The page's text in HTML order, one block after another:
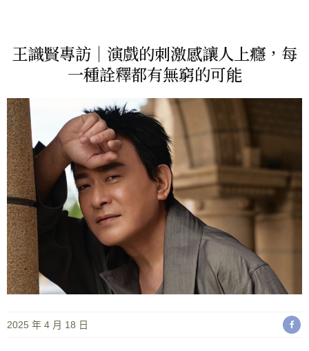
王識賢專訪｜演戲的刺激感讓人上癮，每
一種詮釋都有無窮的可能
2025 年 4 月 18 日